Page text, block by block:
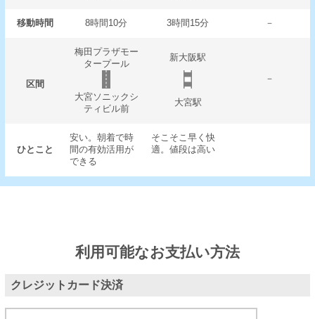
移動時間 8時間10分 3時間15分 －
区間
梅田プラザモー
タープール
新大阪駅
－
大宮ソニックシ
ティビル前
大宮駅
ひとこと
安い。朝着で時
間の有効活用が
できる
そこそこ早く快
適。値段は高い
利用可能なお支払い方法
クレジットカード決済